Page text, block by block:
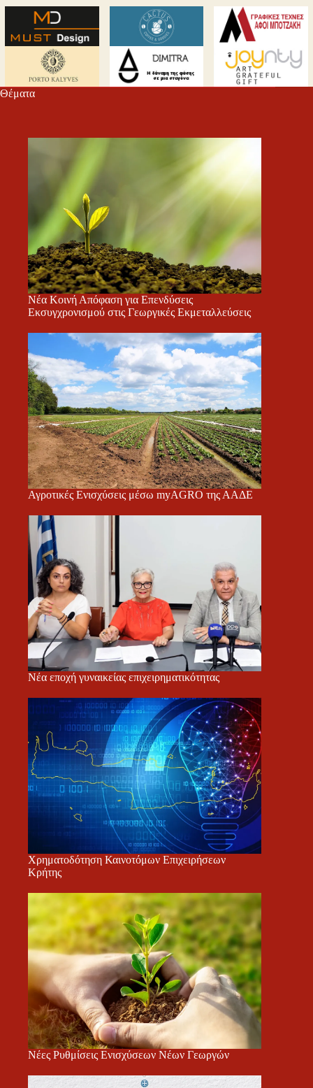
Θέματα
Νέα Κοινή Απόφαση για Επενδύσεις
Εκσυγχρονισμού στις Γεωργικές Εκμεταλλεύσεις
Αγροτικές Ενισχύσεις μέσω myAGRO της ΑΑΔΕ
Νέα εποχή γυναικείας επιχειρηματικότητας
Χρηματοδότηση Καινοτόμων Επιχειρήσεων
Κρήτης
Νέες Ρυθμίσεις Ενισχύσεων Νέων Γεωργών